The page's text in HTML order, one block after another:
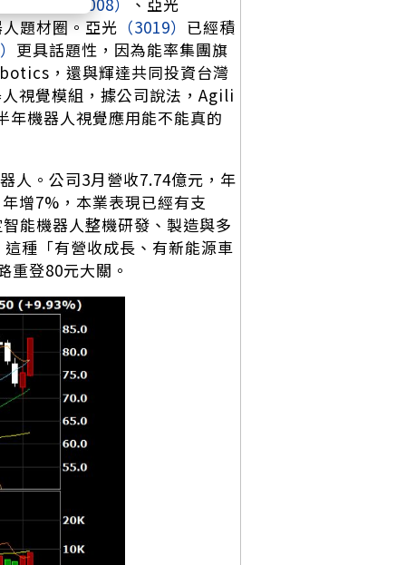
題材圈。亞光 （3019） 已經積
更具話題性，因為能率集團旗
，還與輝達共同投資台灣
視覺模組，據公司說法，Agili
年機器人視覺應用能不能真的
人。公司3月營收7.74億元，年
增7%，本業表現已經有支
能機器人整機研發、製造與多
種「有營收成長、有新能源車
重登80元大關。